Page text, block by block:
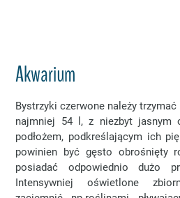
Akwarium
Bystrzyki czerwone należy
najmniej 54 l, z niezbyt jasnym
podłożem, podkreślającym ich
powinien być gęsto obrośnięty
posiadać odpowiednio dużo
Intensywniej oświetlone